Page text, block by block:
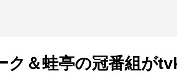
ク＆蛙亭の冠番組が